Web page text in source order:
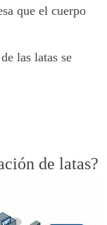
que el cuerpo
las latas se
de latas?